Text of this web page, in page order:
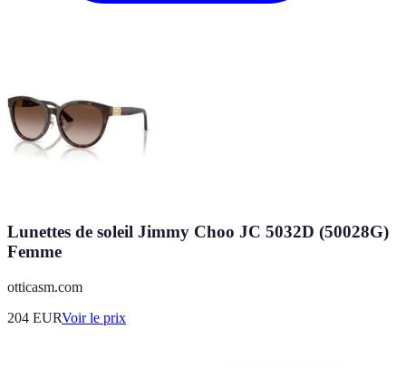
Lunettes de soleil Jimmy Choo JC 5032D (50028G)
Femme
otticasm.com
204 EURVoir le prix